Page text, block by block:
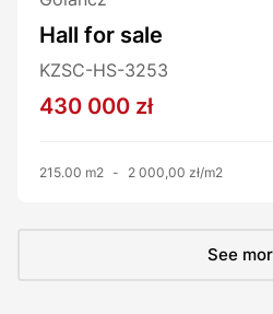
Hall for sale
KZSC-HS-3253
430 000 zł
215.00 m2 - 2 000,00 zł/m2
See